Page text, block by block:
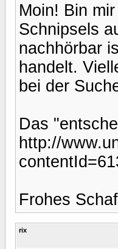
Moin! Bin
Schnipsels
nachhörbar
handelt.
bei der
Das
http://
Frohes
rix